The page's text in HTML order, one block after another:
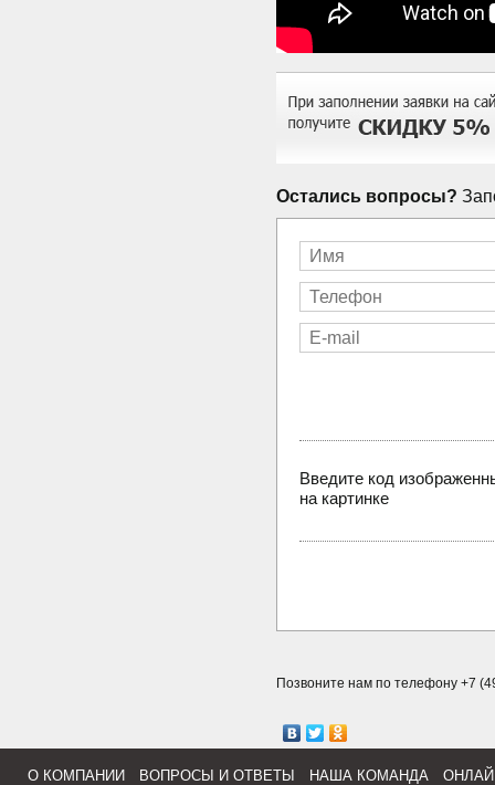
Остались вопросы?
Введите код
на картинке
Позвоните нам по телефону +7
О КОМПАНИИ ВОПРОСЫ И ОТВЕТЫ НАША КОМАНДА